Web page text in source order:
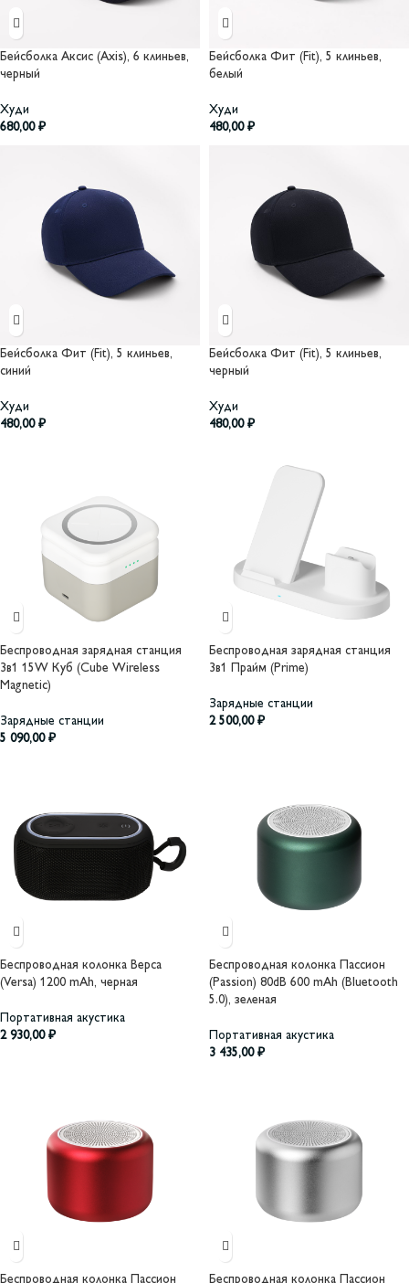
Бейсболка Аксис (Axis), 6 клиньев,
черный
Худи
680,00 ₽
Бейсболка Фит (Fit), 5 клиньев,
белый
Худи
480,00 ₽
Бейсболка Фит (Fit), 5 клиньев,
синий
Худи
480,00 ₽
Бейсболка Фит (Fit), 5 клиньев,
черный
Худи
480,00 ₽
Беспроводная зарядная станция
3в1 15W Куб (Cube Wireless
Magnetic)
Зарядные станции
5 090,00 ₽
Беспроводная зарядная станция
3в1 Прайм (Prime)
Зарядные станции
2 500,00 ₽
Беспроводная колонка Верса
(Versa) 1200 mAh, черная
Портативная акустика
2 930,00 ₽
Беспроводная колонка Пассион
(Passion) 80dB 600 mAh (Bluetooth
5.0), зеленая
Портативная акустика
3 435,00 ₽
Беспроводная колонка Пассион Беспроводная колонка Пассион